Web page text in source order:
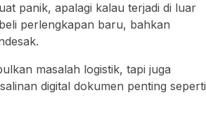
panik, apalagi kalau terjadi di luar
perlengkapan baru, bahkan
masalah logistik, tapi juga
digital dokumen penting seperti